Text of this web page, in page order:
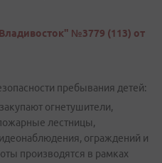
№3779 (113) от
пребывания детей:
огнетушители,
лестницы,
ограждений и
производятся в рамках